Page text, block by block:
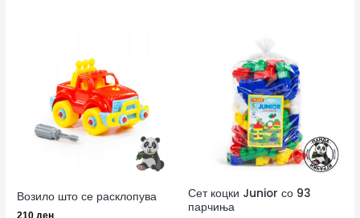
Возило што се расклопува
210ден
Сет коцки Junior со 93
парчиња